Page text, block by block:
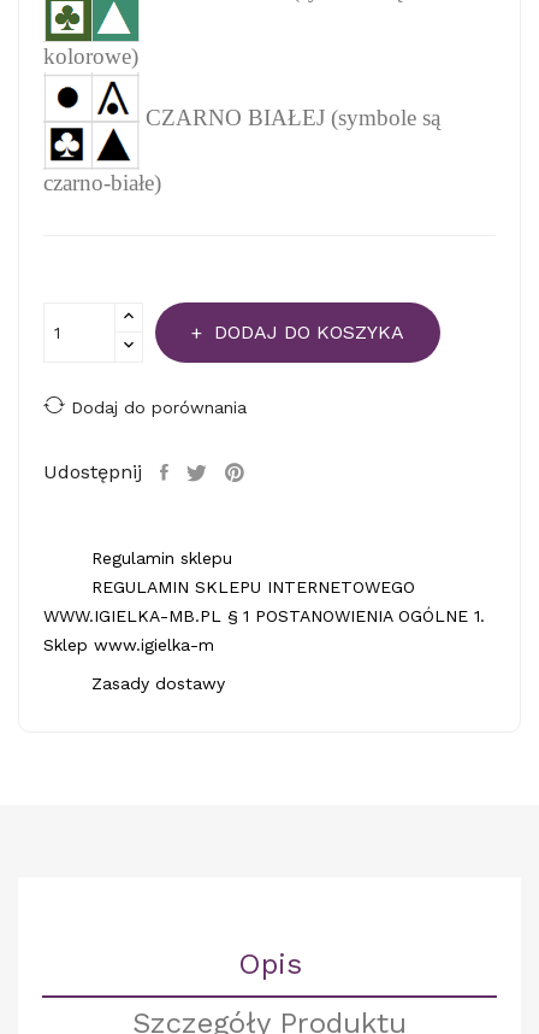
kolorowe)
CZARNO BIAŁEJ (symbole są
czarno-białe)
DODAJ DO KOSZYKA
Dodaj do porównania
Udostępnij
Regulamin sklepu
REGULAMIN SKLEPU INTERNETOWEGO
WWW.IGIELKA-MB.PL § 1 POSTANOWIENIA OGÓLNE 1.
Sklep www.igielka-m
Zasady dostawy
Opis
Szczegóły Produktu